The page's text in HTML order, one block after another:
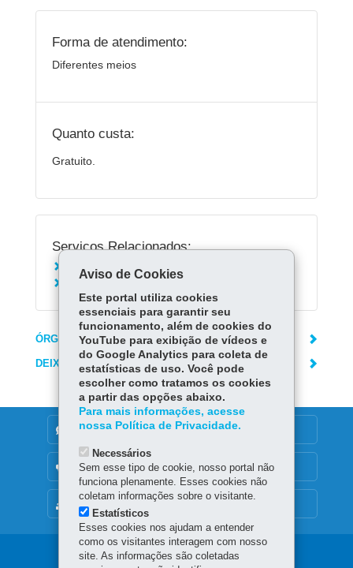
Forma de atendimento:
Diferentes meios
Quanto custa:
Gratuito.
Serviços Relacionados:
Converter multas ambientais
ÓRGÃO RESPONSÁVEL
DEIXE SUA OPINIÃO
DENUNCIE CORRUPÇÃO
OUVIDORIA
Aviso de Cookies
Este portal utiliza cookies
essenciais para garantir seu
funcionamento, além de cookies do
YouTube para exibição de vídeos e
do Google Analytics para coleta de
estatísticas de uso. Você pode
escolher como tratamos os cookies
a partir das opções abaixo.
Para mais informações, acesse
nossa Política de Privacidade.
Necessários
Sem esse tipo de cookie, nosso portal não
funciona plenamente. Esses cookies não
coletam informações sobre o visitante.
Estatísticos
Esses cookies nos ajudam a entender
como os visitantes interagem com nosso
site. As informações são coletadas